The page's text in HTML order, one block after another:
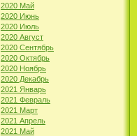
2020 Май
2020 Июнь
2020 Июль
2020 Август
2020 Сентябрь
2020 Октябрь
2020 Ноябрь
2020 Декабрь
2021 Январь
2021 Февраль
2021 Март
2021 Апрель
2021 Май